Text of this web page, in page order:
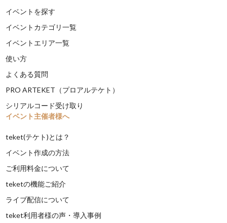
イベントを探す
イベントカテゴリ一覧
イベントエリア一覧
使い方
よくある質問
PRO ARTEKET（プロアルテケト）
シリアルコード受け取り
イベント主催者様へ
teket(テケト)とは？
イベント作成の方法
ご利用料金について
teketの機能ご紹介
ライブ配信について
teket利用者様の声・導入事例